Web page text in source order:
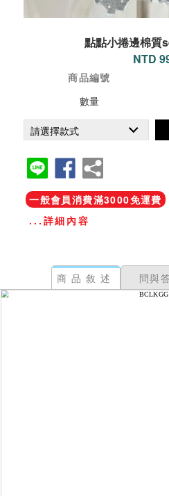
點點小捲邊棉質
NTD
商品編號
數量
一般會員消費滿3000免運費
...詳細內容
商品敘述 問與